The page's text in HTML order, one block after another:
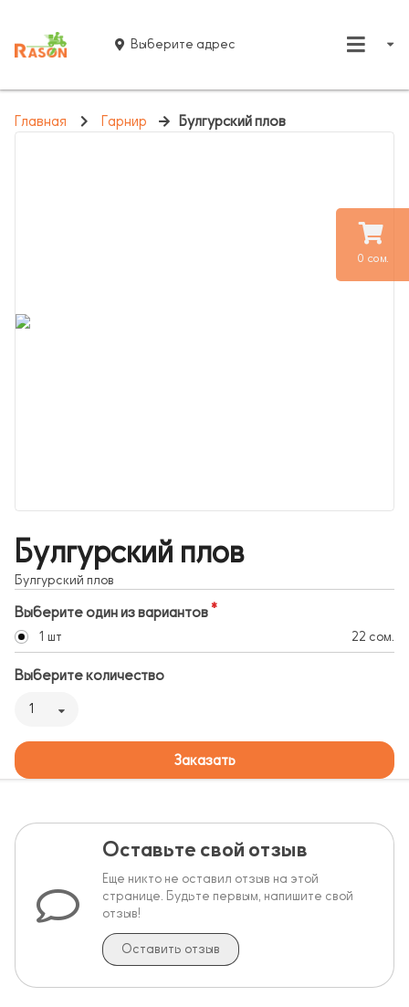
0 сом.
Выберите адрес
Главная Гарнир Булгурский плов
Булгурский плов
Булгурский плов
Выберите один из вариантов
1 шт 22 сом.
Выберите количество
1
Заказать
Оставьте свой отзыв
Еще никто не оставил отзыв на этой
странице. Будьте первым, напишите свой
отзыв!
Оставить отзыв